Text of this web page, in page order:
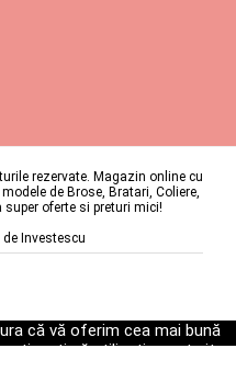
rezervate. Magazin online cu
de Brose, Bratari, Coliere,
super oferte si preturi mici!
de Investescu
că vă oferim cea mai bună
să utilizați acest site,